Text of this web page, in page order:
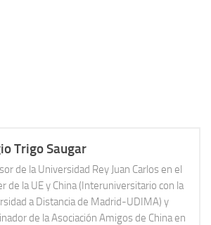
Trigo Saugar
de la Universidad Rey Juan Carlos en el
de la UE y China (Interuniversitario con la
a Distancia de Madrid-UDIMA) y
de la Asociación Amigos de China en